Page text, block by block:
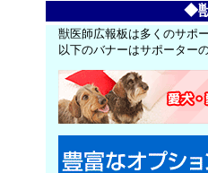
◆
獣医師広報板は多くのサポ
以下のバナーはサポーター